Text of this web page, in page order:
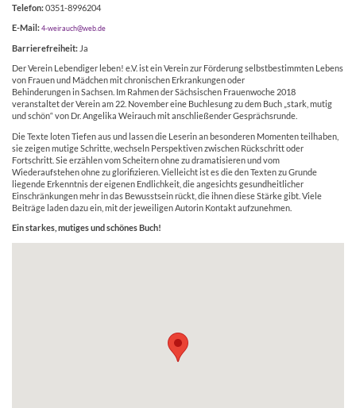
Telefon:0351-8996204
E-Mail:4-weirauch@web.de
Barrierefreiheit: Ja
Der Verein Lebendiger leben! e.V. ist ein Verein zur Förderung selbstbestimmten Lebens
von Frauen und Mädchen mit chronischen Erkrankungen oder
Behinderungen in Sachsen. Im Rahmen der Sächsischen Frauenwoche 2018
veranstaltet der Verein am 22. November eine Buchlesung zu dem Buch „stark, mutig
und schön“ von Dr. Angelika Weirauch mit anschließender Gesprächsrunde.
Die Texte loten Tiefen aus und lassen die Leserin an besonderen Momenten teilhaben,
sie zeigen mutige Schritte, wechseln Perspektiven zwischen Rückschritt oder
Fortschritt. Sie erzählen vom Scheitern ohne zu dramatisieren und vom
Wiederaufstehen ohne zu glorifizieren. Vielleicht ist es die den Texten zu Grunde
liegende Erkenntnis der eigenen Endlichkeit, die angesichts gesundheitlicher
Einschränkungen mehr in das Bewusstsein rückt, die ihnen diese Stärke gibt. Viele
Beiträge laden dazu ein, mit der jeweiligen Autorin Kontakt aufzunehmen.
Ein starkes, mutiges und schönes Buch!